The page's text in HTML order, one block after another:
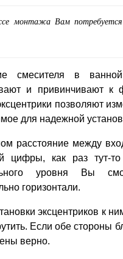
монтажа Вам
смесителя в
и привинчивают к
позволяют
для надежной
расстояние между
цифры, как раз тут-
уровня Вы
горизонтали.
эксцентриков к
Если обе стороны
верно.